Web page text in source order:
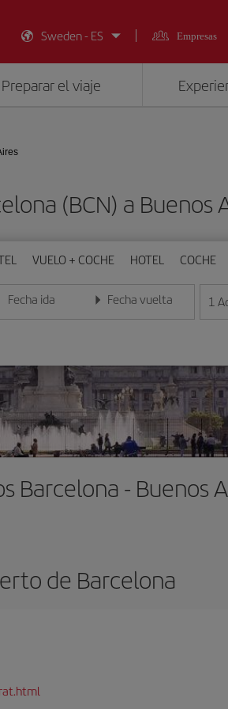
Sweden - ES
Empresas
Preparar el viaje
(BCN) a Buenos
VUELO + COCHE HOTEL COCHE
Fecha ida
Introduce la fecha en formato día/mes/año
Fecha vuelta
Introduce la fecha en 1
Barcelona - Buenos
de Barcelona